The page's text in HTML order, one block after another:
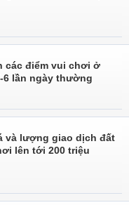
các điểm vui chơi ở
6 lần ngày thường
và lượng giao dịch đất
lên tới 200 triệu